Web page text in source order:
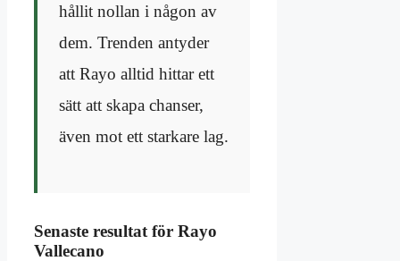
hållit nollan i någon av
dem. Trenden antyder
att Rayo alltid hittar ett
sätt att skapa chanser,
även mot ett starkare lag.
Senaste resultat för Rayo
Vallecano